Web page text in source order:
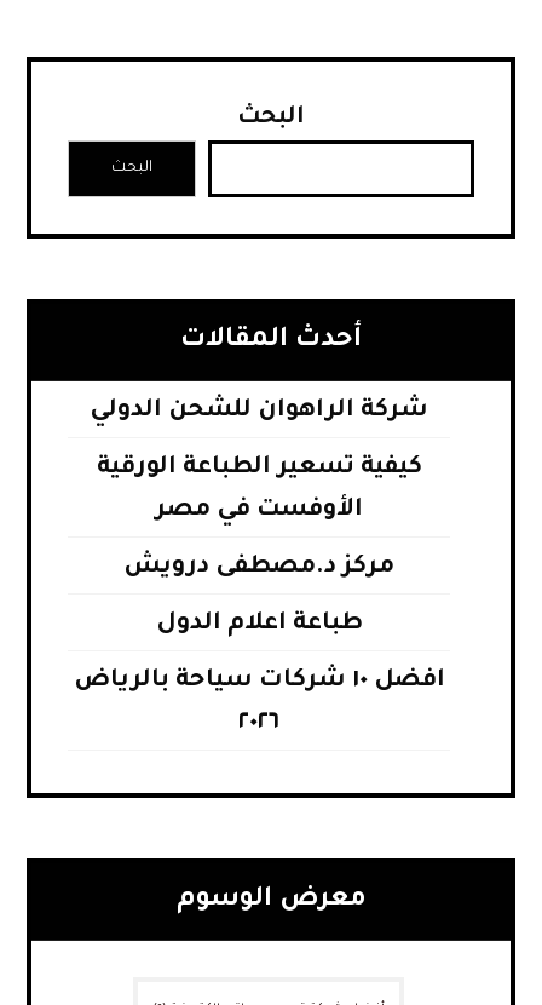
البحث
البحث
أحدث المقالات
شركة الراهوان للشحن الدولي
كيفية تسعير الطباعة الورقية
الأوفست في مصر
مركز د.مصطفى درويش
طباعة اعلام الدول
افضل ١٠ شركات سياحة بالرياض
٢٠٢٦
معرض الوسوم